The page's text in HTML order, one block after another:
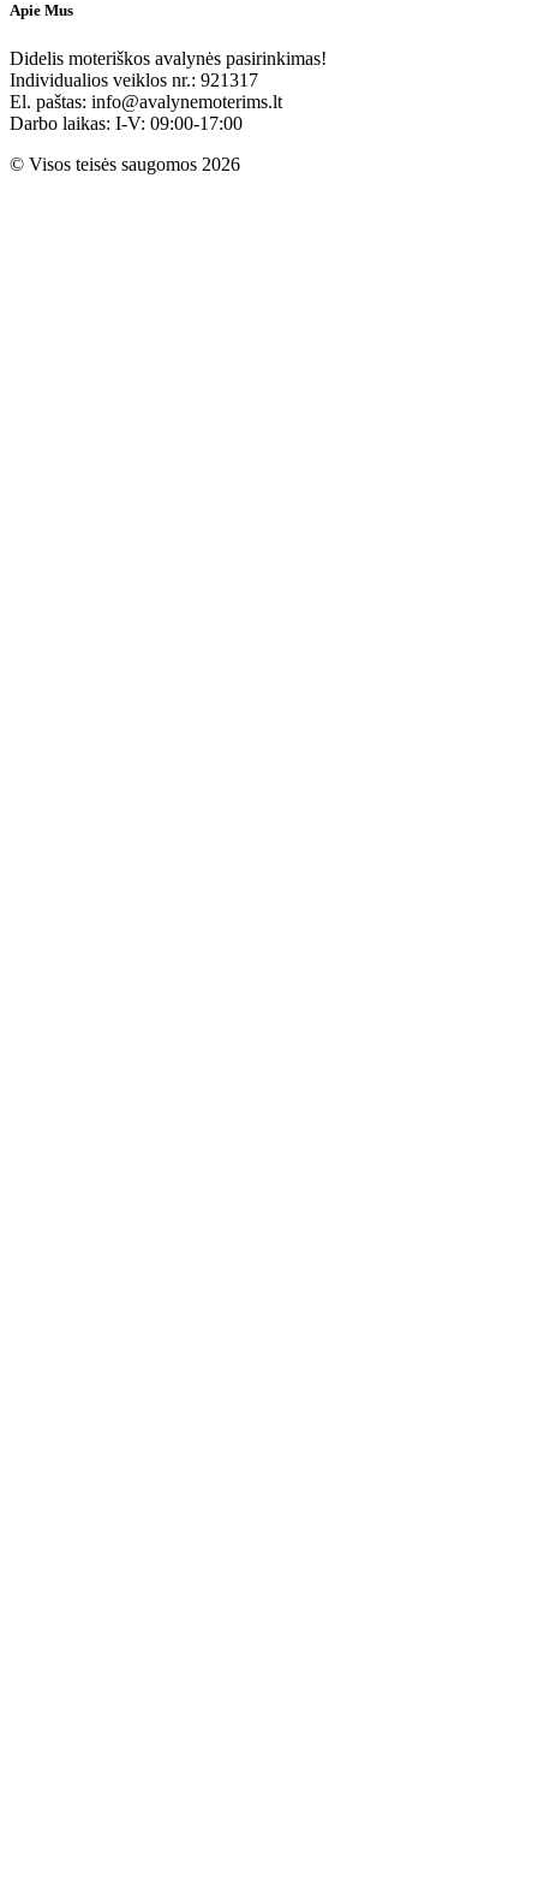
Apie Mus
Didelis moteriškos avalynės pasirinkimas!
Individualios veiklos nr.: 921317
El. paštas: info@avalynemoterims.lt
Darbo laikas: I-V: 09:00-17:00
© Visos teisės saugomos 2026